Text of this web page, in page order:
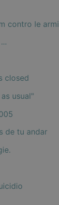
contro le armi
closed
usual"
de tu andar